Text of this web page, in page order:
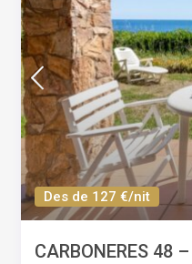
Des de 127 €/nit
CARBONERES 48